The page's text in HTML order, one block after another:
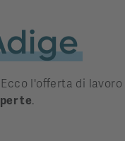
l'offerta di lavoro
te.